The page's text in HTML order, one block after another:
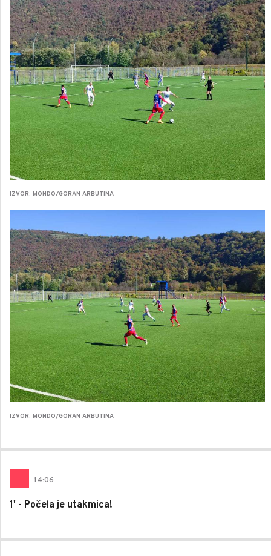
IZVOR: MONDO/GORAN ARBUTINA
IZVOR: MONDO/GORAN ARBUTINA
14:06
1' - Počela je utakmica!